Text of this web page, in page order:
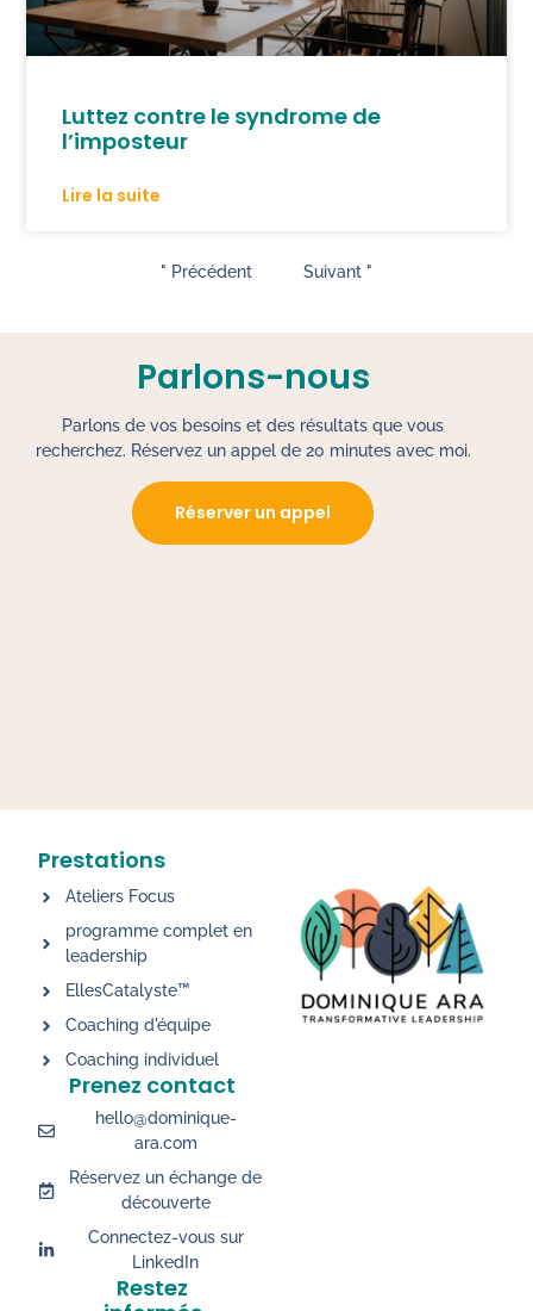
Luttez contre le syndrome de
l’imposteur
Lire la suite
" Précédent Suivant "
Parlons-nous
Parlons de vos besoins et des résultats que vous
recherchez. Réservez un appel de 20 minutes avec moi.
Réserver un appel
Restez
Prestations
Ateliers Focus
programme complet en
leadership
EllesCatalyste™
Coaching d'équipe
Coaching individuel
Prenez contact
hello@dominique-
ara.com
Réservez un échange de
découverte
Connectez-vous sur
LinkedIn